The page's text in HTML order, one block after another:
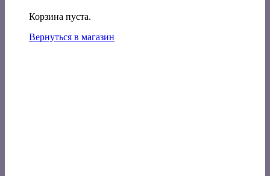
Корзина пуста.
Вернуться в магазин